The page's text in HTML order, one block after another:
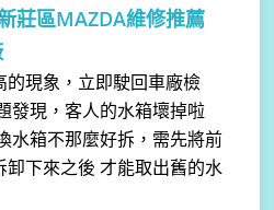
莊區MAZDA維修推薦
現象，立即駛回車廠檢
發現，客人的水箱壞掉啦
水箱不那麼好拆，需先將前
下來之後 才能取出舊的水